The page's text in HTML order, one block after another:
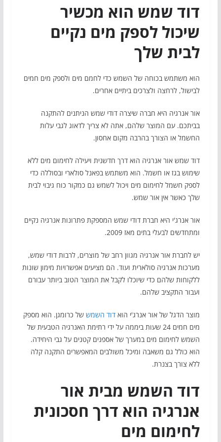
דוד שמש הוא מכשיר
שיכול לספק מים נקיים
לבית שלך
הוא משתמש בכוחה של השמש כדי לחמם מים ולספק מים חמים
לבישול, לרחצה ולצרכים ביתיים אחרים.
אור אנרגיה היא חברה שיצרה דודי שמש הניתנים להתקנה
בביתכם. עם המוצר שלהם, אתה לא צריך לדאוג לגבי עלות
החשמל או הצורך בהרבה מקום אחסון.
דוד שמש אור אנרגיה הוא דרך חדשנית ויעילה לחימום מים ללא
שימוש בגז או חשמל. הוא משתמש בפאנל סולארי ובסוללה כדי
לספק חשמל לחימום מים ויכול לשמש גם כמקור כוח גיבוי לבית
שלך כאשר אין אור שמש.
אור אנרג'י היא חברת דודי שמש המספקת פתרונות אנרגיה נקיים
ומתחדשים לבעלי בתים מאז 2009.
יש לחברת אור אנרגיה מגוון רחב של מוצרים, לרבות דודי שמש,
מערכות אנרגיה סולארית ועוד. הם מציעים אפשרויות מימון שונות
ללקוחות שלהם כדי שיוכלו לקבל את המוצר הטוב ביותר עבורם
ועבור התקציב שלהם.
מוצר הדגל של אור אנרג'י הוא דוד השמששל כרומגן. הוא מספק
מים חמים 24 שעות ביממה על ידי רתימת האנרגיה הטבעית של
השמש לחימום מים במערך של אספנים קטנים על גבי היחידה.
הוא כולל גם משאבה ומיכל משולבים המאפשרים התקנה קלה
ללא צורך בצנרת.
דוד השמש מבית אור
אנרגיה הוא דרך חסכונית
לחימום מים